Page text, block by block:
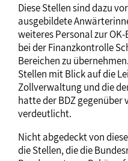
Diese Stellen sind dazu
ausgebildete
weiteres Personal zur
bei der Finanzkontrolle
Bereichen zu
Stellen mit Blick auf die
Zollverwaltung und die
hatte der BDZ
verdeutlicht.
Nicht abgedeckt von
die Stellen, die die